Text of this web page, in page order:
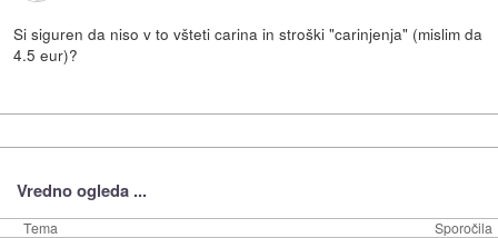
Si siguren da niso v to všteti carina in stroški "carinjenja" (mislim da
4.5 eur)?
Vredno ogleda ...
Tema Sporočila